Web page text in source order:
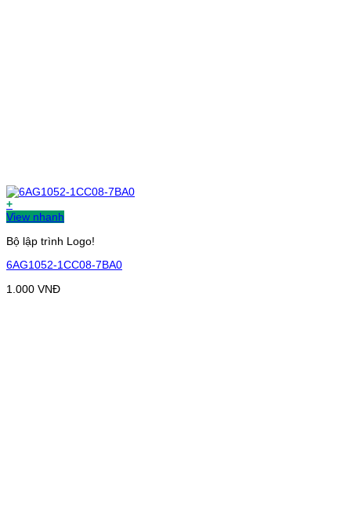
+
View nhanh
Bộ lập trình Logo!
6AG1052-1CC08-7BA0
1.000 VNĐ